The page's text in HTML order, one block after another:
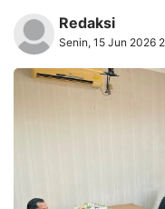
Redaksi
Senin, 15 Jun 2026